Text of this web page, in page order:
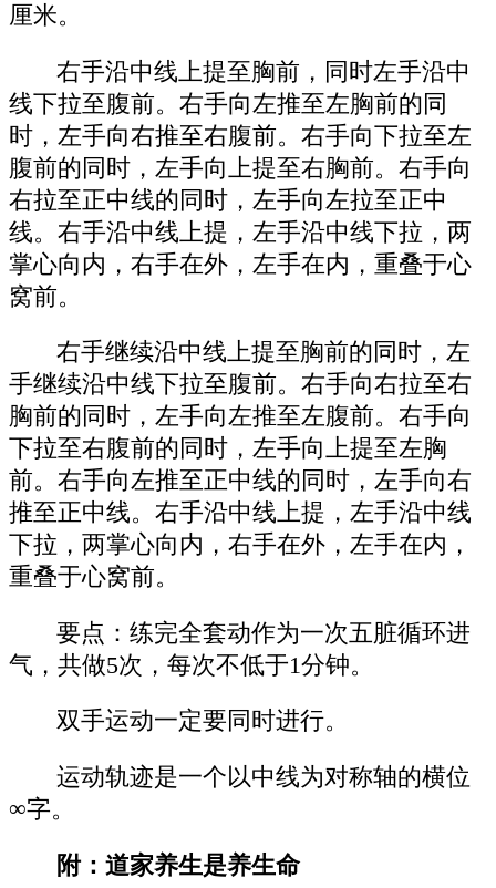
厘米。
右手沿中线上提至胸前，同时左手沿中
线下拉至腹前。右手向左推至左胸前的同
时，左手向右推至右腹前。右手向下拉至左
腹前的同时，左手向上提至右胸前。右手向
右拉至正中线的同时，左手向左拉至正中
线。右手沿中线上提，左手沿中线下拉，两
掌心向内，右手在外，左手在内，重叠于心
窝前。
右手继续沿中线上提至胸前的同时，左
手继续沿中线下拉至腹前。右手向右拉至右
胸前的同时，左手向左推至左腹前。右手向
下拉至右腹前的同时，左手向上提至左胸
前。右手向左推至正中线的同时，左手向右
推至正中线。右手沿中线上提，左手沿中线
下拉，两掌心向内，右手在外，左手在内，
重叠于心窝前。
要点：练完全套动作为一次五脏循环进
气，共做5次，每次不低于1分钟。
双手运动一定要同时进行。
运动轨迹是一个以中线为对称轴的横位
∞字。
附：道家养生是养生命